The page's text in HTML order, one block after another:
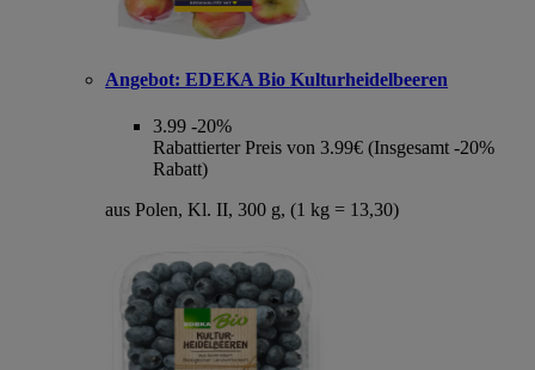
Angebot: EDEKA Bio Kulturheidelbeeren
3.99 -20%
Rabattierter Preis von 3.99€ (Insgesamt -20%
Rabatt)
aus Polen, Kl. II, 300 g, (1 kg = 13,30)